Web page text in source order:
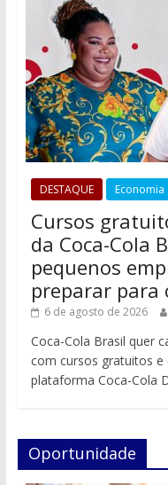
DESTAQUE Economia
Cursos
da Coca-Cola
pequenos
preparar para
6 de agosto de 2026
Coca-Cola Brasil quer
com cursos gratuitos e
plataforma Coca-Cola
Oportunidade